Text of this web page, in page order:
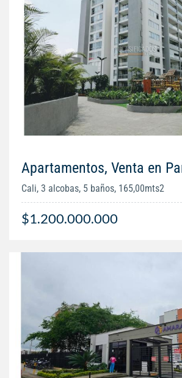
Apartamentos, Venta en
Cali, 3 alcobas, 5 baños, 165,00mts2
$1.200.000.000